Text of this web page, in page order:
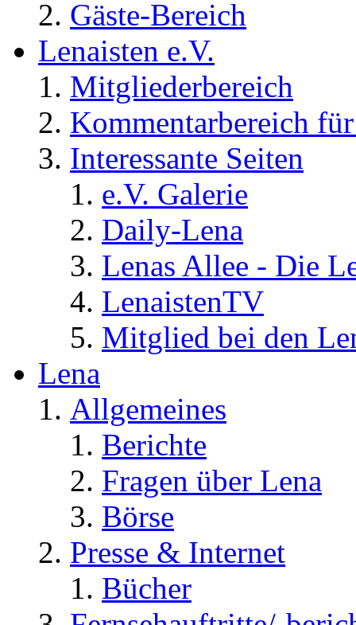
Gäste-Bereich
Lenaisten e.V.
Mitgliederbereich
Kommentarbereich
Interessante Seiten
e.V. Galerie
Daily-Lena
Lenas Allee - Die
LenaistenTV
Mitglied bei den
Lena
Allgemeines
Berichte
Fragen über Lena
Börse
Presse & Internet
Bücher